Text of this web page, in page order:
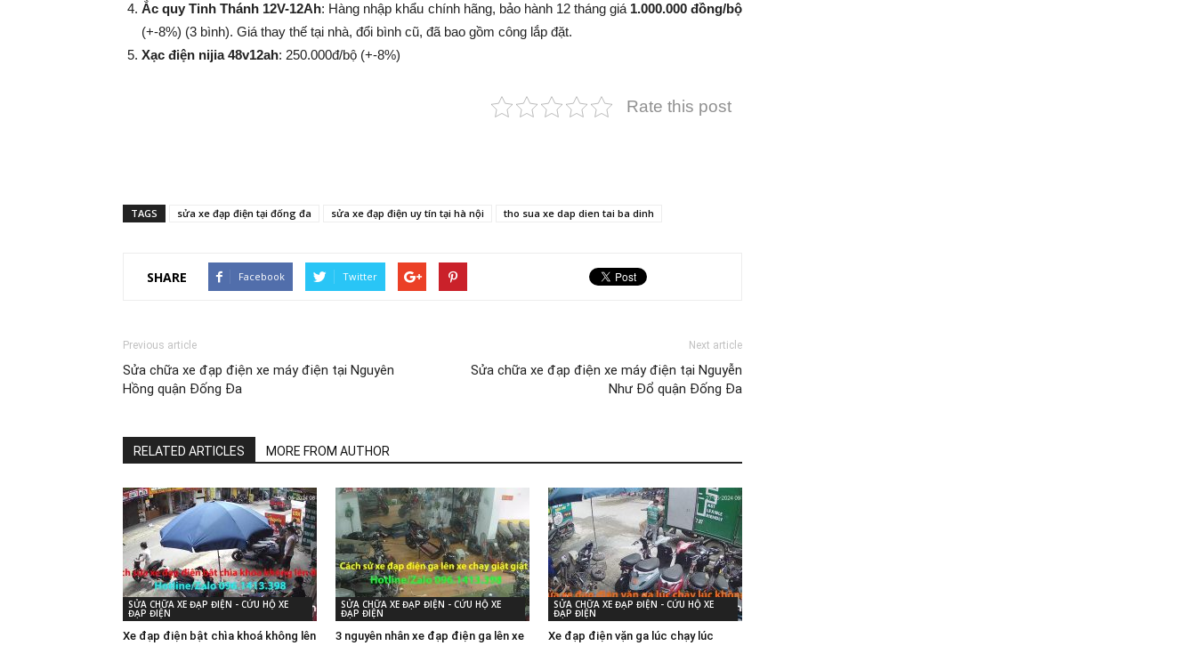
Ắc quy Tinh Thánh 12V-12Ah: Hàng nhập khẩu chính hãng, bảo hành 12 tháng giá 1.000.000 đồng/bộ
(+-8%​​​​​​​) (3 bình). Giá thay thế tại nhà, đổi bình cũ, đã bao gồm công lắp đặt.
Xạc điện nijia 48v12ah: 250.000đ/bộ (+-8%​​​​​​​)
Rate this post
TAGS sửa xe đạp điện tại đống đa sửa xe đạp điện uy tín tại hà nội tho sua xe dap dien tai ba dinh
SHARE Facebook Twitter
Previous article
Sửa chữa xe đạp điện xe máy điện tại Nguyên
Hồng quận Đống Đa
Next article
Sửa chữa xe đạp điện xe máy điện tại Nguyễn
Như Đổ quận Đống Đa
RELATED ARTICLES MORE FROM AUTHOR
SỬA CHỮA XE ĐẠP ĐIỆN - CỨU HỘ XE
ĐẠP ĐIỆN
Xe đạp điện bật chìa khoá không lên
SỬA CHỮA XE ĐẠP ĐIỆN - CỨU HỘ XE
ĐẠP ĐIỆN
3 nguyên nhân xe đạp điện ga lên xe
SỬA CHỮA XE ĐẠP ĐIỆN - CỨU HỘ XE
ĐẠP ĐIỆN
Xe đạp điện vặn ga lúc chạy lúc